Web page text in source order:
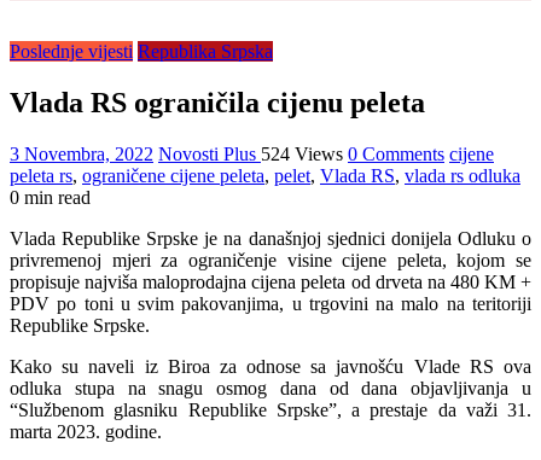
Poslednje vijesti Republika Srpska
Vlada RS ograničila cijenu peleta
3 Novembra, 2022 Novosti Plus 524 Views 0 Comments cijene
peleta rs, ograničene cijene peleta, pelet, Vlada RS, vlada rs odluka
0 min read
Vlada Republike Srpske je na današnjoj sjednici donijela Odluku o
privremenoj mjeri za ograničenje visine cijene peleta, kojom se
propisuje najviša maloprodajna cijena peleta od drveta na 480 KM +
PDV po toni u svim pakovanjima, u trgovini na malo na teritoriji
Republike Srpske.
Kako su naveli iz Biroa za odnose sa javnošću Vlade RS ova
odluka stupa na snagu osmog dana od dana objavljivanja u
“Službenom glasniku Republike Srpske”, a prestaje da važi 31.
marta 2023. godine.